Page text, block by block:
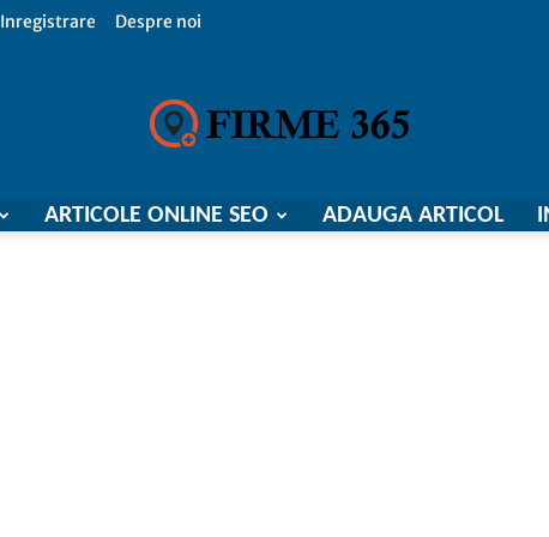
Inregistrare Despre noi
Firme
ARTICOLE ONLINE SEO ADAUGA ARTICOL